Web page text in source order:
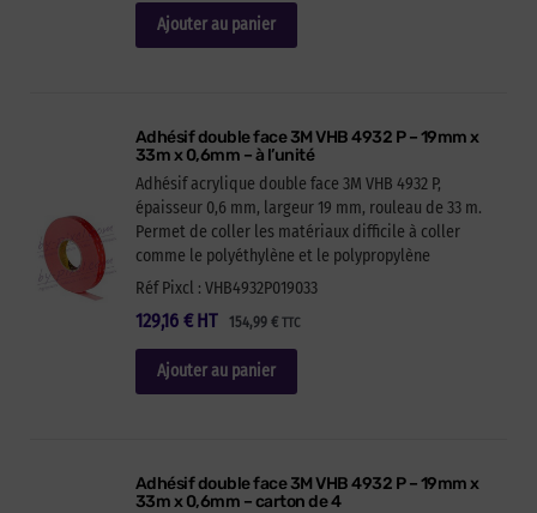
Ajouter au panier
Adhésif double face 3M VHB 4932 P – 19mm x
33m x 0,6mm – à l’unité
Adhésif acrylique double face 3M VHB 4932 P,
épaisseur 0,6 mm, largeur 19 mm, rouleau de 33 m.
Permet de coller les matériaux difficile à coller
comme le polyéthylène et le polypropylène
Réf Pixcl : VHB4932P019033
129,16 € 154,99 €TTC
HT
Ajouter au panier
Adhésif double face 3M VHB 4932 P – 19mm x
33m x 0,6mm – carton de 4